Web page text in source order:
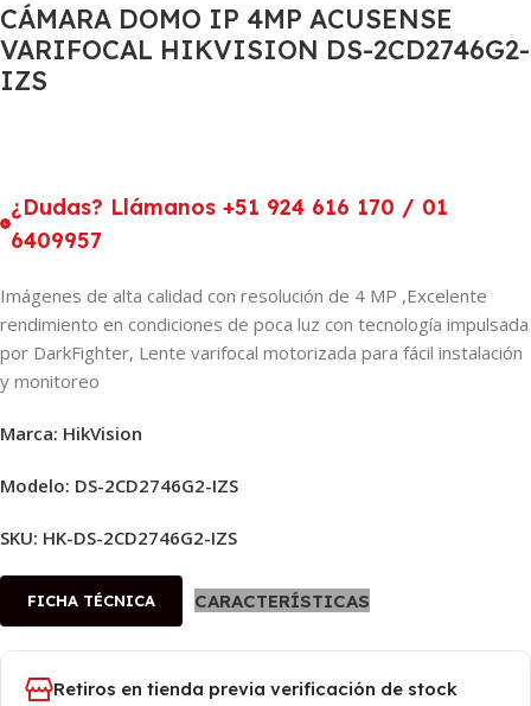
CÁMARA DOMO IP 4MP ACUSENSE
VARIFOCAL HIKVISION DS-2CD2746G2-
IZS
¿Dudas? Llámanos +51 924 616 170 / 01
6409957
Imágenes de alta calidad con resolución de 4 MP ,Excelente
rendimiento en condiciones de poca luz con tecnología impulsada
por DarkFighter, Lente varifocal motorizada para fácil instalación
y monitoreo
Marca: HikVision
Modelo: DS-2CD2746G2-IZS
SKU: HK-DS-2CD2746G2-IZS
FICHA TÉCNICA CARACTERÍSTICAS
Retiros en tienda previa verificación de stock